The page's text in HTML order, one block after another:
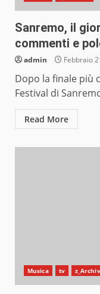
Sanremo, il
commenti e
admin Febbraio
Dopo la finale più
Festival di
Read More
Musica tv